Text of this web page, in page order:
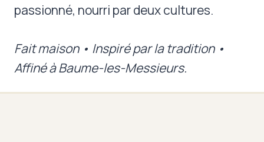
passionné, nourri par deux cultures.
Fait maison • Inspiré par la tradition •
Affiné à Baume-les-Messieurs.